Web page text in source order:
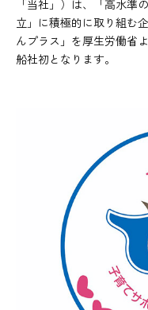
「当社」）は、「高水準
立」に積極的に取り組む
んプラス」を厚生労働省
船社初となります。